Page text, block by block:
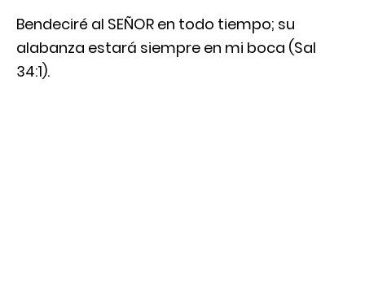
Bendeciré al SEÑOR en todo tiempo; su
alabanza estará siempre en mi boca (Sal
34:1).